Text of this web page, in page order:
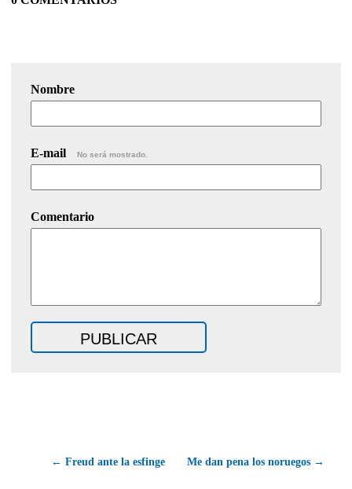
Nombre
E-mail No será mostrado.
Comentario
← Freud ante la esfinge Me dan pena los noruegos →